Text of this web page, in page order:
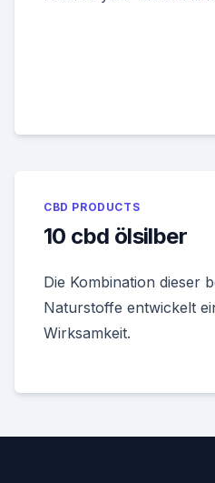
CBD PRODUCTS
10 cbd ölsilber
Die Kombination dieser
Naturstoffe entwickelt
Wirksamkeit.